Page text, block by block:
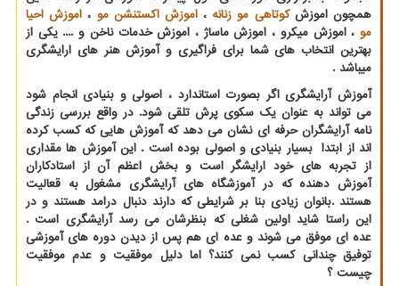
همچون اموزشکوتاهی مو زنانه ،اموزش اکستنشن مو ، اموزش احیا
مو ، اموزش میکرو ، اموزش ماساژ ، اموزش خدمات ناخن و .... یکی از
بهترین انتخاب های شما برای فراگیری و آموزش هنر های ارایشگری
میباشد .
آموزش آرایشگری اگر بصورت استاندارد ، اصولی و بنیادی انجام شود
می تواند به عنوان یک سکوی پرش تلقی شود. در واقع بررسی زندگی
نامه آرایشگران حرفه ای نشان می دهد که آموزش هایی که کسب کرده
اند از ابتدا بسیار بنیادی و اصولی بوده است . این آموزش ها مقداری
از تجربه های خود ارایشگر است و بخش اعظم آن از استادکاران
آموزش دهنده که در آموزشگاه های آرایشگری مشغول به قعالیت
هستند .بانوان زیادی بنا بر شرایطی که دارند دنبال درامد هستند و در
این راستا شاید اولین شغلی که بنظرشان می رسد آرایشگری است .
عده ای موفق می شوند و عده ای هم پس از دیدن دوره های آموزشی
توفیق چندانی کسب نمی کنند؟ اما دلیل موفقیت و عدم موفقیت
چیست ؟